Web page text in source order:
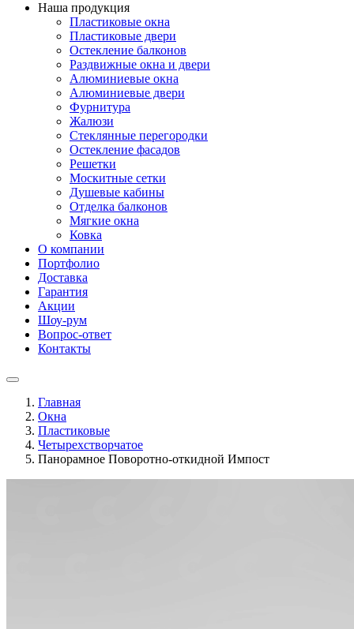
Наша продукция
Пластиковые окна
Пластиковые двери
Остекление балконов
Раздвижные окна и двери
Алюминиевые окна
Алюминиевые двери
Фурнитура
Жалюзи
Стеклянные перегородки
Остекление фасадов
Решетки
Москитные сетки
Душевые кабины
Отделка балконов
Мягкие окна
Ковка
О компании
Портфолио
Доставка
Гарантия
Акции
Шоу-рум
Вопрос-ответ
Контакты
Главная
Окна
Пластиковые
Четырехстворчатое
Панорамное Поворотно-откидной Импост